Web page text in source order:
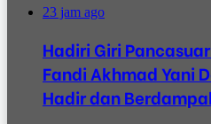
23 jam ago
Hadiri Giri
Fandi Akhmad Yani
Hadir dan